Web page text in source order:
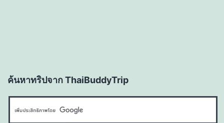
ค้นหาทริปจาก ThaiBuddyTrip